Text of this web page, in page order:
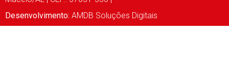
Desenvolvimento: AMDB Soluções Digitais